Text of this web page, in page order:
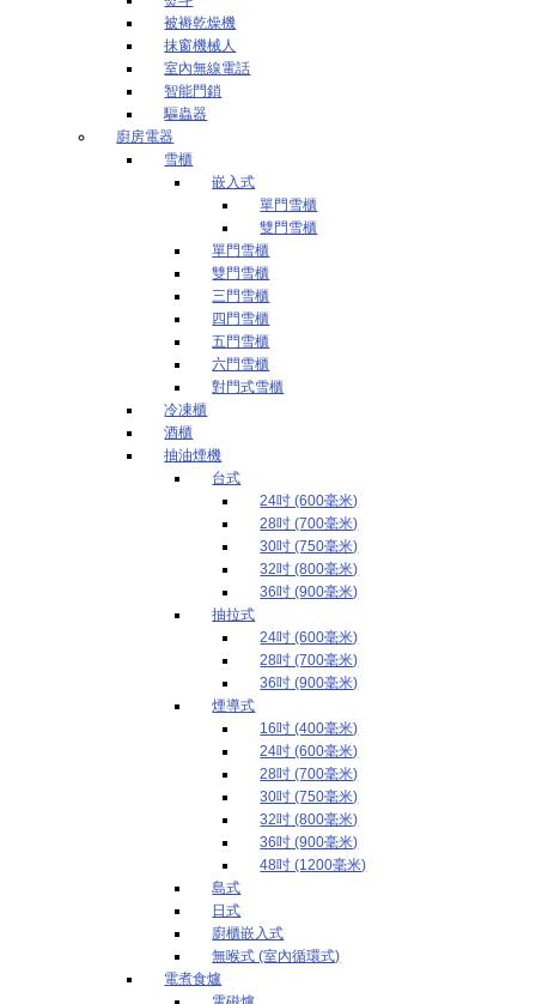
被褥乾燥機
抹窗機械人
室內無線電話
智能門鎖
驅蟲器
廚房電器
雪櫃
嵌入式
單門雪櫃
雙門雪櫃
單門雪櫃
雙門雪櫃
三門雪櫃
四門雪櫃
五門雪櫃
六門雪櫃
對門式雪櫃
冷凍櫃
酒櫃
抽油煙機
台式
24吋 (600毫米)
28吋 (700毫米)
30吋 (750毫米)
32吋 (800毫米)
36吋 (900毫米)
抽拉式
24吋 (600毫米)
28吋 (700毫米)
36吋 (900毫米)
煙導式
16吋 (400毫米)
24吋 (600毫米)
28吋 (700毫米)
30吋 (750毫米)
32吋 (800毫米)
36吋 (900毫米)
48吋 (1200毫米)
島式
日式
廚櫃嵌入式
無喉式 (室內循環式)
電煮食爐
電磁爐